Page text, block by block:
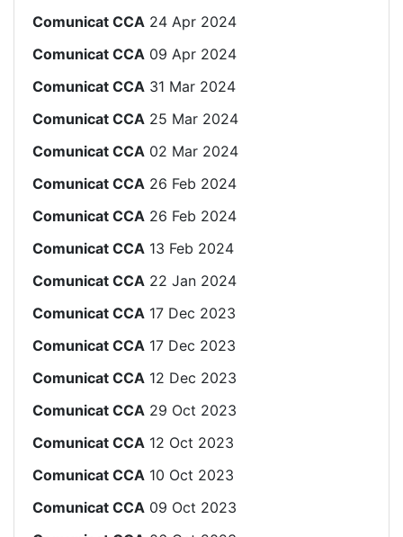
Comunicat CCA 24 Apr 2024
Comunicat CCA 09 Apr 2024
Comunicat CCA 31 Mar 2024
Comunicat CCA 25 Mar 2024
Comunicat CCA 02 Mar 2024
Comunicat CCA 26 Feb 2024
Comunicat CCA 26 Feb 2024
Comunicat CCA 13 Feb 2024
Comunicat CCA 22 Jan 2024
Comunicat CCA 17 Dec 2023
Comunicat CCA 17 Dec 2023
Comunicat CCA 12 Dec 2023
Comunicat CCA 29 Oct 2023
Comunicat CCA 12 Oct 2023
Comunicat CCA 10 Oct 2023
Comunicat CCA 09 Oct 2023